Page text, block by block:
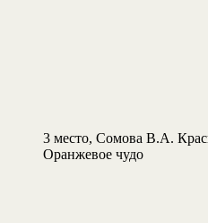
3 место, Сомова В.А.
Оранжевое чудо